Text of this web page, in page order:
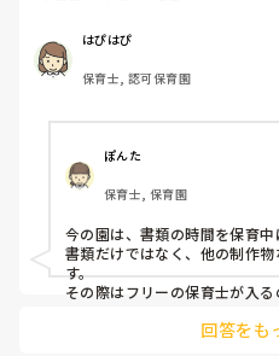
はぴはぴ
保育士, 認可保育園
ぽんた
保育士, 保育園
今の園は、書類の時間を保育中
書類だけではなく、他の制作
す。
その際はフリーの保育士が入
すが、時間を確保してくれる
回答をも